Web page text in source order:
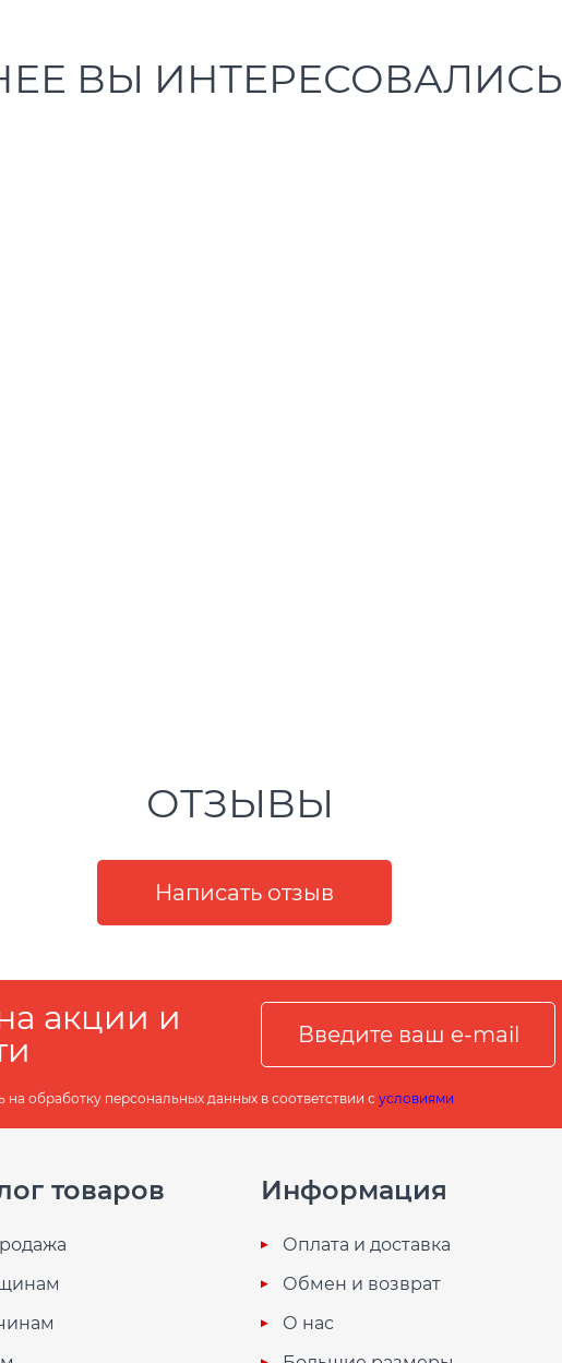
ВЫ ИНТЕРЕСОВАЛИСЬ
ОТЗЫВЫ
акции и
обработку персональных данных в соответствии с условиями
товаров Информация
Оплата и доставка
Обмен и возврат
О нас